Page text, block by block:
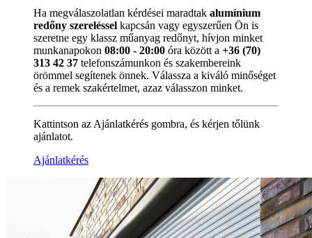
Ha megválaszolatlan kérdései maradtak alumínium
redőny szereléssel kapcsán vagy egyszerűen Ön is
szeretne egy klassz műanyag redőnyt, hívjon minket
munkanapokon 08:00 - 20:00 óra között a +36 (70)
313 42 37 telefonszámunkon és szakembereink
örömmel segítenek önnek. Válassza a kiváló minőséget
és a remek szakértelmet, azaz válasszon minket.
Kattintson az Ajánlatkérés gombra, és kérjen tőlünk
ajánlatot.
Ajánlatkérés